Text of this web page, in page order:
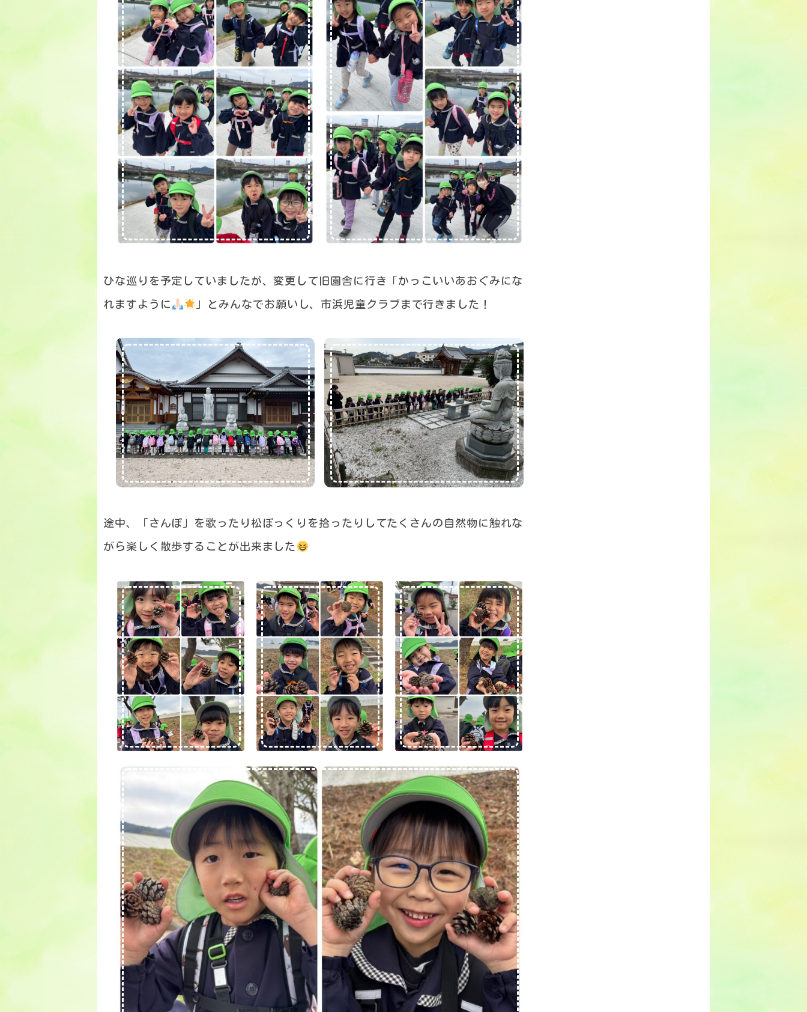
ひな巡りを予定していましたが、変更して旧園舎に行き「かっこいいあおぐみにな
れますように 」とみんなでお願いし、市浜児童クラブまで行きました！
途中、「さんぽ」を歌ったり松ぼっくりを拾ったりしてたくさんの自然物に触れな
がら楽しく散歩することが出来ました